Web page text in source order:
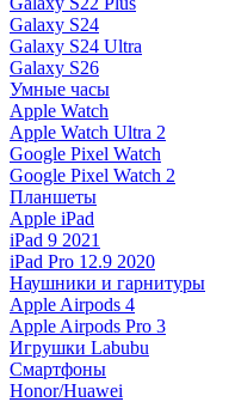
Galaxy S24
Galaxy S24 Ultra
Galaxy S26
Умные часы
Apple Watch
Apple Watch Ultra 2
Google Pixel Watch
Google Pixel Watch 2
Планшеты
Apple iPad
iPad 9 2021
iPad Pro 12.9 2020
Наушники и гарнитуры
Apple Airpods 4
Apple Airpods Pro 3
Игрушки Labubu
Смартфоны
Honor/Huawei